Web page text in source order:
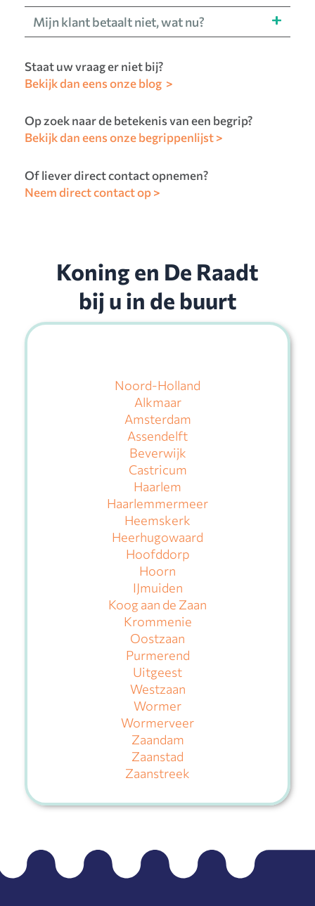
Mijn klant betaalt niet, wat nu?
Staat uw vraag er niet bij?
Bekijk dan eens onze blog >
Op zoek naar de betekenis van een begrip?
Bekijk dan eens onze begrippenlijst >
Of liever direct contact opnemen?
Neem direct contact op >
Koning en De Raadt
bij u in de buurt
Noord-Holland
Alkmaar
Amsterdam
Assendelft
Beverwijk
Castricum
Haarlem
Haarlemmermeer
Heemskerk
Heerhugowaard
Hoofddorp
Hoorn
IJmuiden
Koog aan de Zaan
Krommenie
Oostzaan
Purmerend
Uitgeest
Westzaan
Wormer
Wormerveer
Zaandam
Zaanstad
Zaanstreek